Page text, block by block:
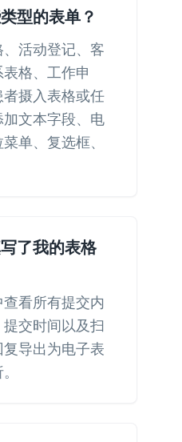
型的表单？
活动登记、客
格、工作申
摄入表格或任
文本字段、电
单、复选框、
了我的表格
看所有提交内
交时间以及扫
导出为电子表